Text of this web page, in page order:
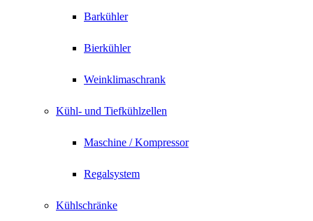
Barkühler
Bierkühler
Weinklimaschrank
Kühl- und Tiefkühlzellen
Maschine / Kompressor
Regalsystem
Kühlschränke